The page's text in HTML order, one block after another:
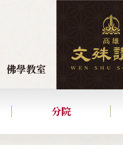
分院
佛學教室